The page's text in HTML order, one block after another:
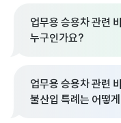
업무용 승용차 관련
누구인가요?
업무용 승용차 관련
불산입 특례는 어떻